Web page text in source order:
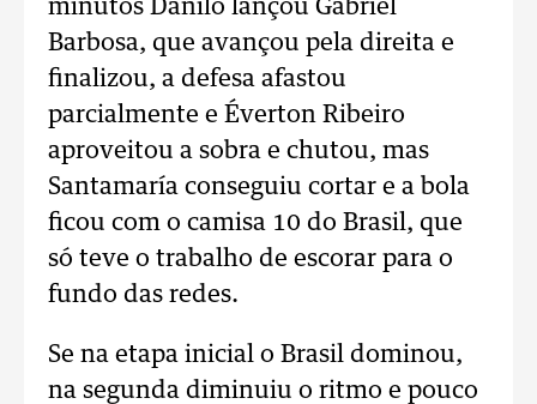
minutos Danilo lançou Gabriel
Barbosa, que avançou pela direita e
finalizou, a defesa afastou
parcialmente e Éverton Ribeiro
aproveitou a sobra e chutou, mas
Santamaría conseguiu cortar e a bola
ficou com o camisa 10 do Brasil, que
só teve o trabalho de escorar para o
fundo das redes.
Se na etapa inicial o Brasil dominou,
na segunda diminuiu o ritmo e pouco